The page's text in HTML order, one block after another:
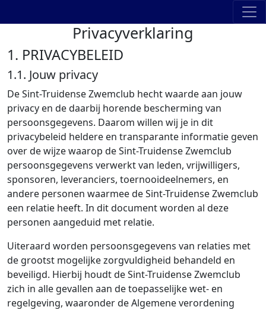
Privacyverklaring
1. PRIVACYBELEID
1.1. Jouw privacy
De Sint-Truidense Zwemclub hecht waarde aan jouw
privacy en de daarbij horende bescherming van
persoonsgegevens. Daarom willen wij je in dit
privacybeleid heldere en transparante informatie geven
over de wijze waarop de Sint-Truidense Zwemclub
persoonsgegevens verwerkt van leden, vrijwilligers,
sponsoren, leveranciers, toernooideelnemers, en
andere personen waarmee de Sint-Truidense Zwemclub
een relatie heeft. In dit document worden al deze
personen aangeduid met relatie.
Uiteraard worden persoonsgegevens van relaties met
de grootst mogelijke zorgvuldigheid behandeld en
beveiligd. Hierbij houdt de Sint-Truidense Zwemclub
zich in alle gevallen aan de toepasselijke wet- en
regelgeving, waaronder de Algemene verordening